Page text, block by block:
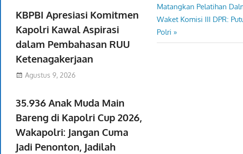
pos
Post:
Matangkan Pelatihan
Next
Post:
Waket Komisi III DPR:
Polri
KBPBI Apresiasi Komitmen
Kapolri Kawal Aspirasi
dalam Pembahasan RUU
Ketenagakerjaan
Agustus 9, 2026
35.936 Anak Muda Main
Bareng di Kapolri Cup 2026,
Wakapolri: Jangan Cuma
Jadi Penonton, Jadilah